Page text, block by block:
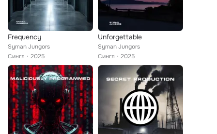
Frequency
Syman Jungors
Сингл
2025
Unforgettable
Syman Jungors
Сингл
2025